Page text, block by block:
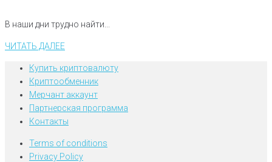
В наши дни трудно найти...
ЧИТАТЬ ДАЛЕЕ
Купить криптовалюту
Криптообменник
Мерчант аккаунт
Партнерская программа
Контакты
Terms of conditions
Privacy Policy